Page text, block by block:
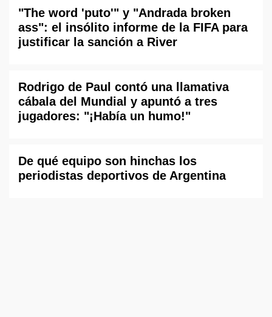
"The word 'puto'" y "Andrada broken
ass": el insólito informe de la FIFA para
justificar la sanción a River
Rodrigo de Paul contó una llamativa
cábala del Mundial y apuntó a tres
jugadores: "¡Había un humo!"
De qué equipo son hinchas los
periodistas deportivos de Argentina